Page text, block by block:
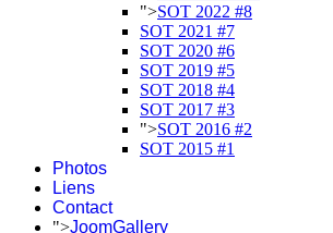
">SOT 2022 #8
SOT 2021 #7
SOT 2020 #6
SOT 2019 #5
SOT 2018 #4
SOT 2017 #3
">SOT 2016 #2
SOT 2015 #1
Photos
Liens
Contact
">JoomGallery